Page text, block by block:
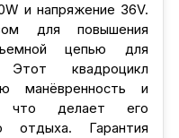
и напряжение 36V.
для повышения
цепью для
Этот квадроцикл
манёвренность и
что делает его
отдыха. Гарантия